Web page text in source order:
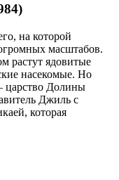
на которой
огромных масштабов.
растут ядовитые
насекомые. Но
царство Долины
Джиль с
которая